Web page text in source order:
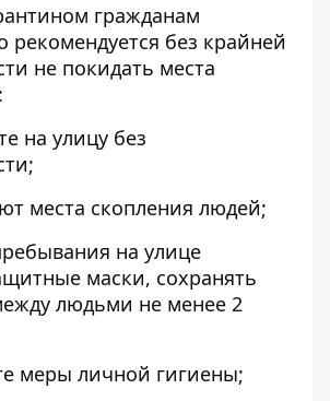
гражданам
рекомендуется без крайней
не покидать места
на улицу без
места скопления людей;
на улице
маски, сохранять
людьми не менее 2
меры личной гигиены;